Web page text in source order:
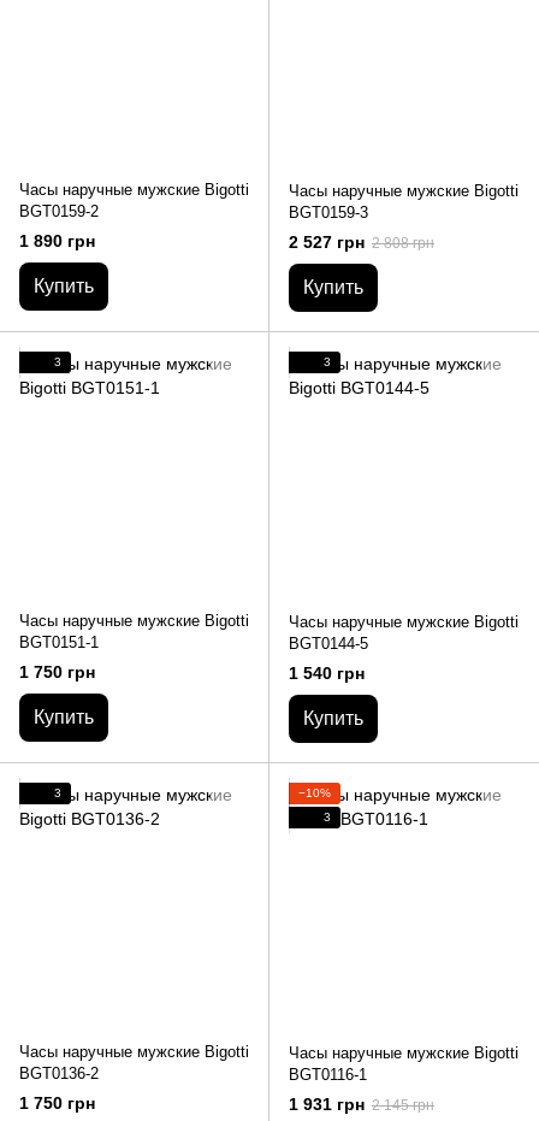
Часы наручные мужские Bigotti
BGT0159-2
1 890 грн
Купить
Часы наручные мужские Bigotti
BGT0159-3
2 527 грн 2 808 грн
Купить
3
Часы наручные мужские Bigotti
BGT0151-1
1 750 грн
Купить
3
Часы наручные мужские Bigotti
BGT0144-5
1 540 грн
Купить
3
Часы наручные мужские Bigotti
BGT0136-2
1 750 грн
−10%
3
Часы наручные мужские Bigotti
BGT0116-1
1 931 грн 2 145 грн